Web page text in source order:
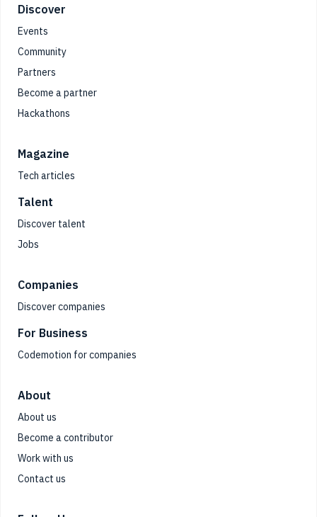
Footer
Discover
Events
Community
Partners
Become a partner
Hackathons
Magazine
Tech articles
Talent
Discover talent
Jobs
Companies
Discover companies
For Business
Codemotion for companies
About
About us
Become a contributor
Work with us
Contact us